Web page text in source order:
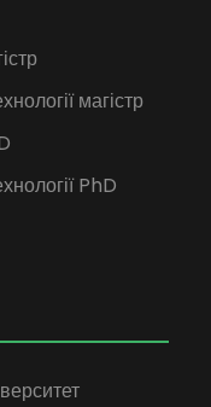
магістр
PhD